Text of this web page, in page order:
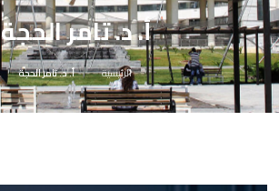
أ. د. تامر الحجة
الرئيسية أ. د. تامر الحجة